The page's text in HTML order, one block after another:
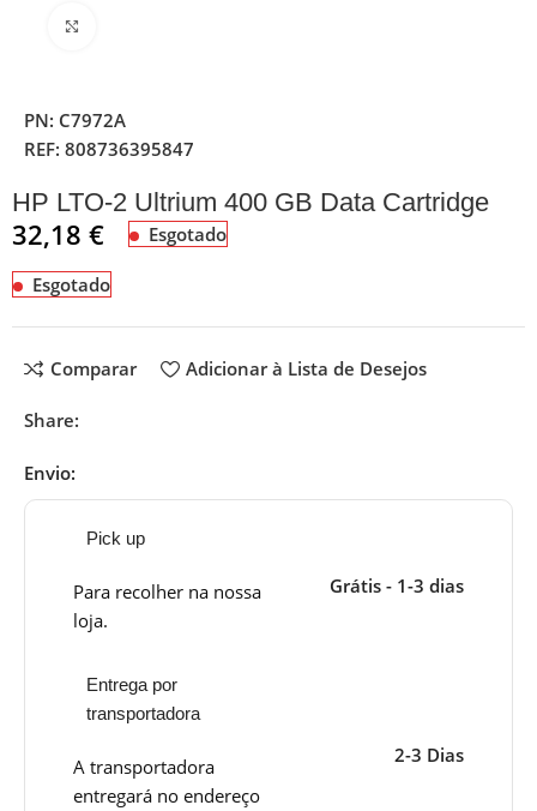
PN: C7972A
REF:808736395847
HP LTO-2 Ultrium 400 GB Data Cartridge
32,18€ Esgotado
Esgotado
Comparar Adicionar à Lista de Desejos
Share:
Envio:
Pick up
Para recolher na nossa
loja.
Grátis - 1-3 dias
Entrega por
transportadora
A transportadora
entregará no endereço
2-3 Dias